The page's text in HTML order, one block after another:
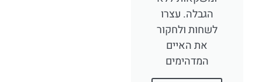
הגבלה. עצרו
לשחות ולחקור
את האיים
המדהימים